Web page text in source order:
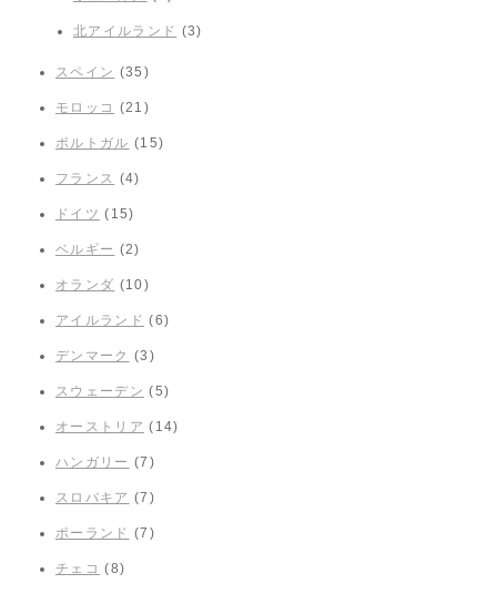
北アイルランド (3)
スペイン (35)
モロッコ (21)
ポルトガル (15)
フランス (4)
ドイツ (15)
ベルギー (2)
オランダ (10)
アイルランド (6)
デンマーク (3)
スウェーデン (5)
オーストリア (14)
ハンガリー (7)
スロバキア (7)
ポーランド (7)
チェコ (8)